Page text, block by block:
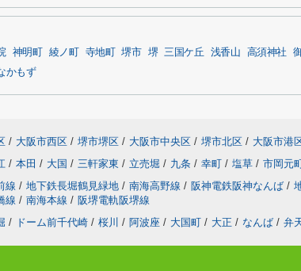
神明町 綾ノ町 寺地町 堺市 堺 三国ケ丘 浅香山 高須神社
かもず
/ 大阪市西区 / 堺市堺区 / 大阪市中央区 / 堺市北区 / 大阪市港
/ 本田 / 大国 / 三軒家東 / 立売堀 / 九条 / 幸町 / 塩草 / 市岡元
線 / 地下鉄長堀鶴見緑地 / 南海高野線 / 阪神電鉄阪神なんば /
線 / 南海本線 / 阪堺電軌阪堺線
/ ドーム前千代崎 / 桜川 / 阿波座 / 大国町 / 大正 / なんば / 弁